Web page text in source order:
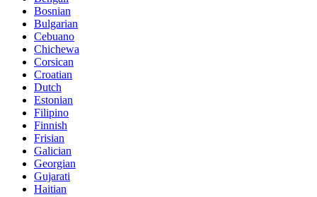
Bosnian
Bulgarian
Cebuano
Chichewa
Corsican
Croatian
Dutch
Estonian
Filipino
Finnish
Frisian
Galician
Georgian
Gujarati
Haitian